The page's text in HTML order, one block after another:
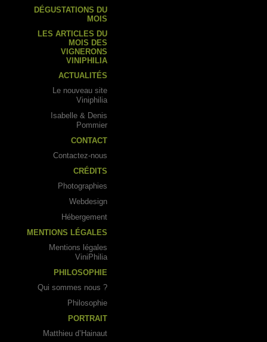
DÉGUSTATIONS DU
MOIS
LES ARTICLES DU
MOIS DES
VIGNERONS
VINIPHILIA
ACTUALITÉS
Le nouveau site
Viniphilia
Isabelle & Denis
Pommier
CONTACT
Contactez-nous
CRÉDITS
Photographies
Webdesign
Hébergement
MENTIONS LÉGALES
Mentions légales
ViniPhilia
PHILOSOPHIE
Qui sommes nous ?
Philosophie
PORTRAIT
Matthieu d’Hainaut